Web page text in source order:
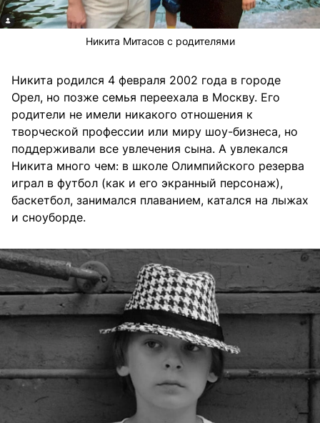
Никита Митасов с родителями
Никита родился 4 февраля 2002 года в городе
Орел, но позже семья переехала в Москву. Его
родители не имели никакого отношения к
творческой профессии или миру шоу-бизнеса, но
поддерживали все увлечения сына. А увлекался
Никита много чем: в школе Олимпийского резерва
играл в футбол (как и его экранный персонаж),
баскетбол, занимался плаванием, катался на лыжах
и сноуборде.